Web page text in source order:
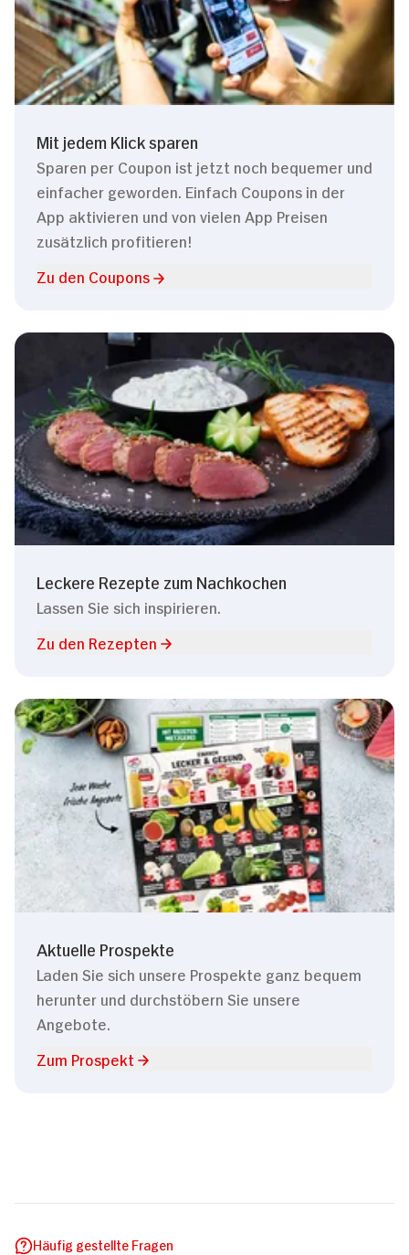
Mit jedem Klick sparen
Sparen per Coupon ist jetzt noch bequemer und
einfacher geworden. Einfach Coupons in der
App aktivieren und von vielen App Preisen
zusätzlich profitieren!
Zu den Coupons
Leckere Rezepte zum Nachkochen
Lassen Sie sich inspirieren.
Zu den Rezepten
Aktuelle Prospekte
Laden Sie sich unsere Prospekte ganz bequem
herunter und durchstöbern Sie unsere
Angebote.
Zum Prospekt
Häufig gestellte Fragen